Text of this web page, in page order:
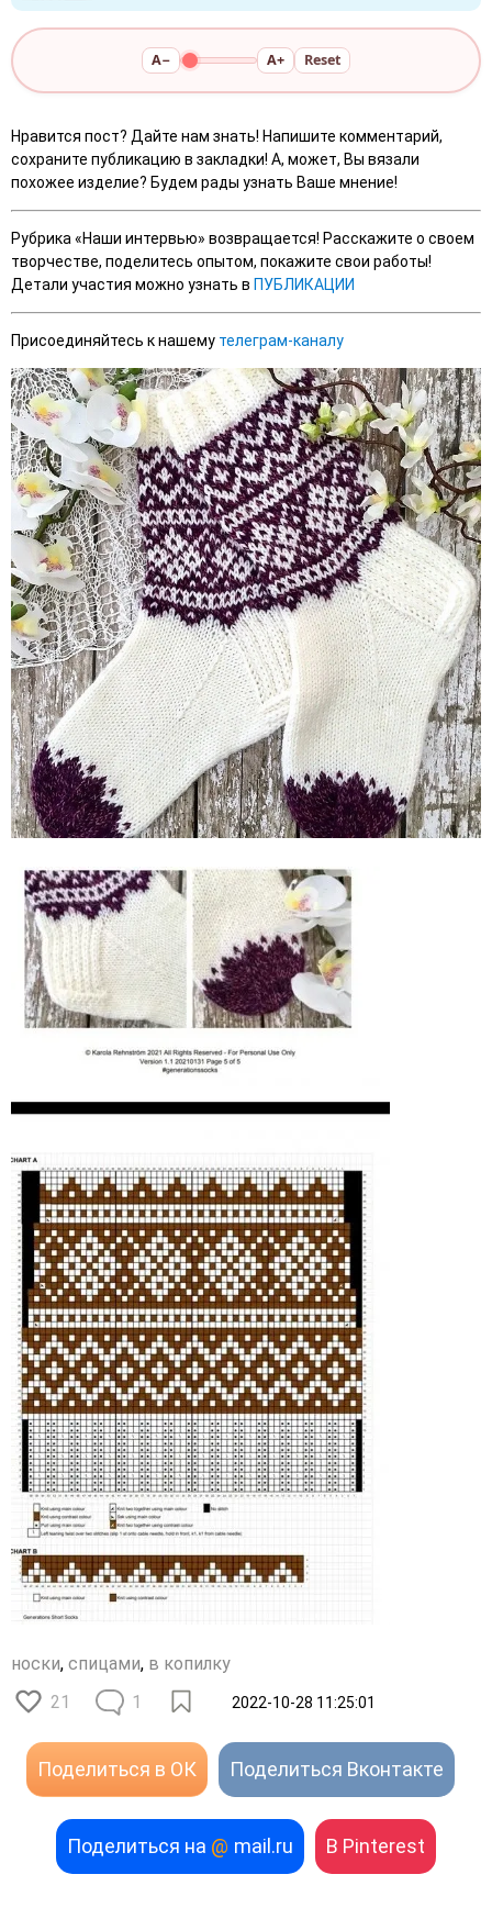
A− A+ Reset
Нравится пост? Дайте нам знать! Напишите комментарий,
сохраните публикацию в закладки! А, может, Вы вязали
похожее изделие? Будем рады узнать Ваше мнение!
Рубрика «Наши интервью» возвращается! Расскажите о своем
творчестве, поделитесь опытом, покажите свои работы!
Детали участия можно узнать в ПУБЛИКАЦИИ
Присоединяйтесь к нашему телеграм-каналу
носки, спицами, в копилку
21
1 2022-10-28 11:25:01
Поделиться в ОК Поделиться Вконтакте
Поделиться на @ mail.ru В Pinterest